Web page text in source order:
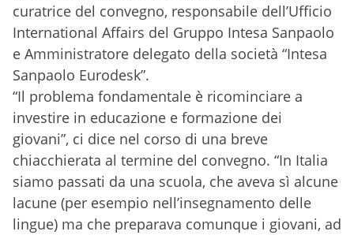
curatrice del convegno, responsabile dell’Ufficio
International Affairs del Gruppo Intesa Sanpaolo
e Amministratore delegato della società “Intesa
Sanpaolo Eurodesk”.
“Il problema fondamentale è ricominciare a
investire in educazione e formazione dei
giovani”, ci dice nel corso di una breve
chiacchierata al termine del convegno. “In Italia
siamo passati da una scuola, che aveva sì alcune
lacune (per esempio nell’insegnamento delle
lingue) ma che preparava comunque i giovani, ad